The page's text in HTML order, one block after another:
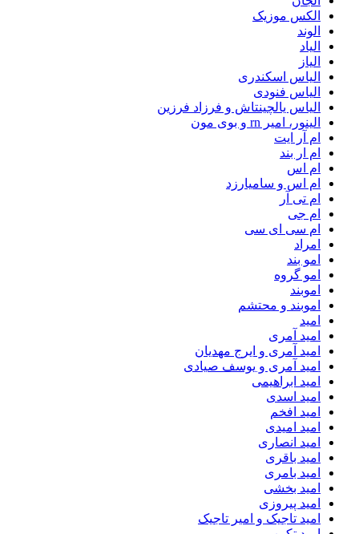
الکس موزیک
الوند
الیاد
الیاز
الیاس اسکندری
الیاس فنودی
الیاس یالچینتاش و فرزاد فرزین
الینور، امیر rn و بوی مون
ام آر ایت
ام‌ ار بند
ام اس
ام اس و سامیارزد
ام تی آر
ام جی
ام سی ای سی
امراد
امو بند
امو گروه
اموبند
اموبند و محتشم
امید
امید آمری
امید آمری و ایرج مهدیان
امید آمری و یوسف صیادی
امید ابراهیمی
امید اسدی
امید افخم
امید امیدی
امید انصاری
امید باقری
امید بامری
امید بخشی
امید پیروزی
امید تاجیک و امیر تاجیک